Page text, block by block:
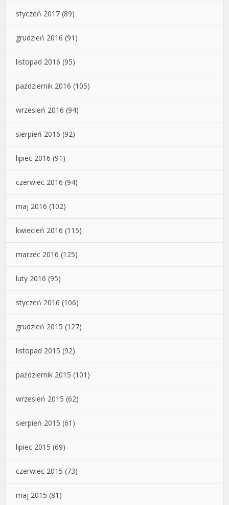
styczeń 2017 (89)
grudzień 2016 (91)
listopad 2016 (95)
październik 2016 (105)
wrzesień 2016 (94)
sierpień 2016 (92)
lipiec 2016 (91)
czerwiec 2016 (94)
maj 2016 (102)
kwiecień 2016 (115)
marzec 2016 (125)
luty 2016 (95)
styczeń 2016 (106)
grudzień 2015 (127)
listopad 2015 (92)
październik 2015 (101)
wrzesień 2015 (62)
sierpień 2015 (61)
lipiec 2015 (69)
czerwiec 2015 (73)
maj 2015 (81)